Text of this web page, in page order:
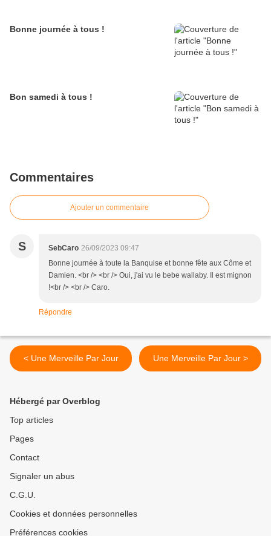
Bonne journée à tous !
Bon samedi à tous !
Commentaires
Ajouter un commentaire
S SebCaro 26/09/2023 09:47
Bonne journée à toute la Banquise et bonne fête aux Côme et
Damien. <br /> <br /> Oui, j'ai vu le bebe wallaby. Il est mignon
!<br /> <br /> Caro.
Répondre
< Une Merveille Par Jour Une Merveille Par Jour >
Hébergé par Overblog
Top articles
Pages
Contact
Signaler un abus
C.G.U.
Cookies et données personnelles
Préférences cookies